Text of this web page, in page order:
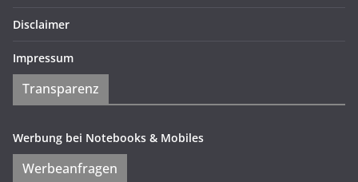
Disclaimer
Impressum
Transparenz
Werbung bei Notebooks & Mobiles
Werbeanfragen